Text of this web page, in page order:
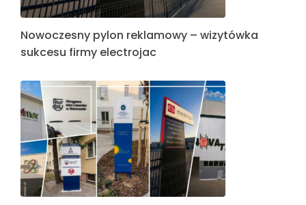
Nowoczesny pylon reklamowy – wizytówka
sukcesu firmy electrojac